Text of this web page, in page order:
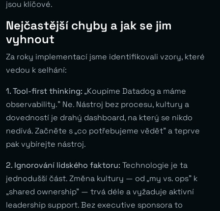
jsou klíčové.
Nejčastější chyby a jak se jim
vyhnout
Za roky implementací jsme identifikovali vzory, které
vedou k selhání:
1. Tool-first thinking: „Koupíme Datadog a máme
observability.” Ne. Nástroj bez procesu, kultury a
dovedností je drahý dashboard, na který se nikdo
nedívá. Začněte s „co potřebujeme vědět” a teprve
pak vybírejte nástroj.
2. Ignorování lidského faktoru: Technologie je ta
jednodušší část. Změna kultury — od „my vs. ops” k
„shared ownership” — trvá déle a vyžaduje aktivní
leadership support. Bez executive sponsora to